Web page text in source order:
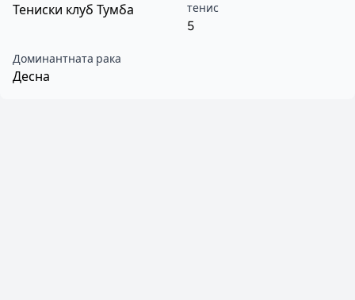
Тениски клуб Тумба
тенис
5
Доминантната рака
Десна